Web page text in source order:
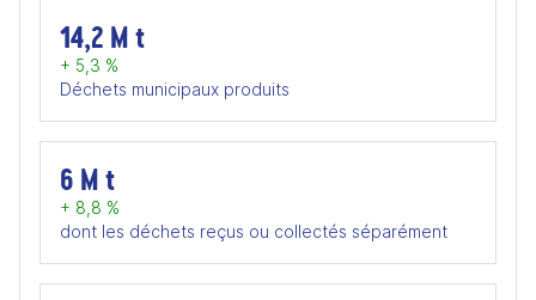
14,2 M t
+ 5,3 %
Déchets municipaux produits
6 M t
+ 8,8 %
dont les déchets reçus ou collectés séparément